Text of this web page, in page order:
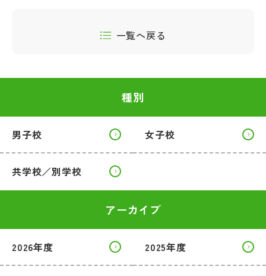
一覧へ戻る
種別
男子校 女子校
共学校／別学校
アーカイブ
2026年度 2025年度